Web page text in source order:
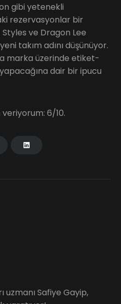
uzmanı Safiye Gayip,
gibi yetenekli
rezervasyonlar bir
ve Dragon Lee
takım adını düşünüyor.
marka üzerinde etiket-
dair bir ipucu
veriyorum: 6/10.